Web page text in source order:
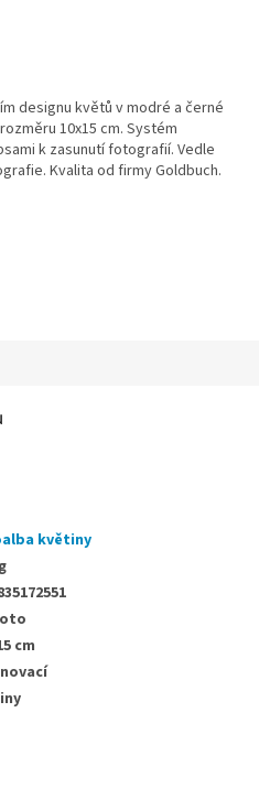
designu květů v modré a černé
10x15 cm. Systém
k zasunutí fotografií. Vedle
Kvalita od firmy Goldbuch.
květiny
cm